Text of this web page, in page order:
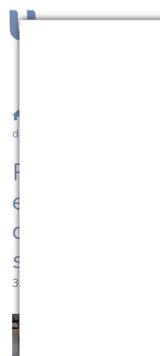
desigualdades carimba o
Palestra
sucesso o
30.08.2024 | 17:24